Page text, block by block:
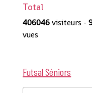
Total
406046visiteurs -
vues
Futsal Séniors